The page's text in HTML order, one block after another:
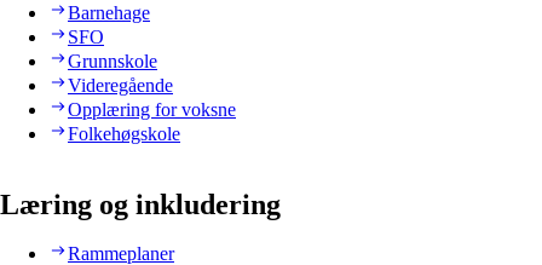
Barnehage
SFO
Grunnskole
Videregående
Opplæring for voksne
Folkehøgskole
Læring og inkludering
Rammeplaner